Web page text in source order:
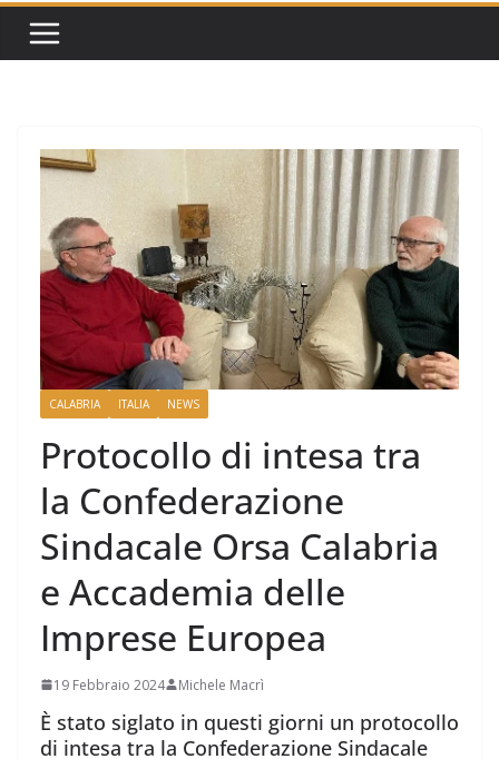
CALABRIA ITALIA NEWS
Protocollo di intesa tra
la Confederazione
Sindacale Orsa Calabria
e Accademia delle
Imprese Europea
19 Febbraio 2024 Michele Macrì
È stato siglato in questi giorni un protocollo
di intesa tra la Confederazione Sindacale